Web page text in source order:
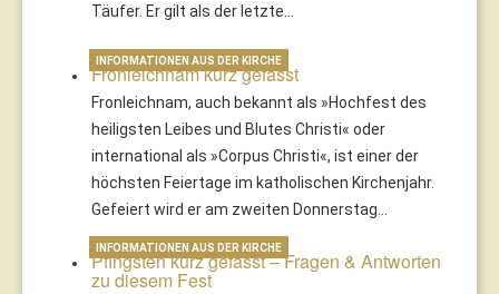
Täufer. Er gilt als der letzte…
Fronleichnam kurz gefasst
Fronleichnam, auch bekannt als »Hochfest des
heiligsten Leibes und Blutes Christi« oder
international als »Corpus Christi«, ist einer der
höchsten Feiertage im katholischen Kirchenjahr.
Gefeiert wird er am zweiten Donnerstag…
INFORMATIONEN AUS DER KIRCHE
Pfingsten kurz gefasst – Fragen & Antworten
zu diesem Fest
INFORMATIONEN AUS DER KIRCHE